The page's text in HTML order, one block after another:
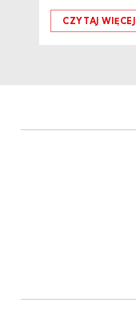
CZYTAJ WIĘCEJ